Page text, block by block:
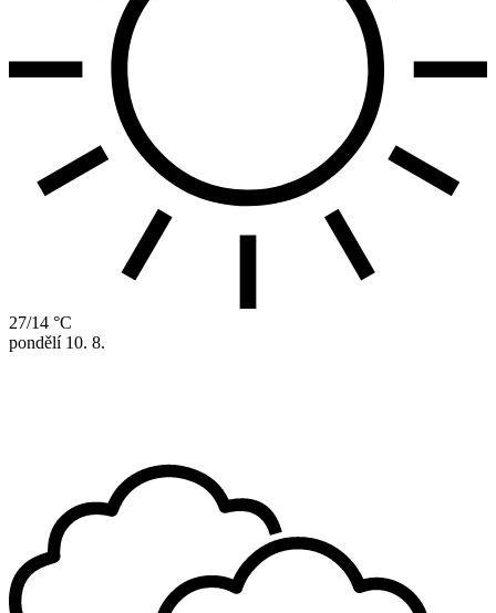
27/14 °C
pondělí 10. 8.